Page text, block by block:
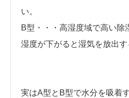
い。
B型・・・高湿度域で高い除
湿度が下がると湿気を放出す
実はA型とB型で水分を吸着